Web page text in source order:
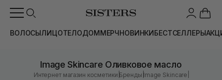
ВОЛОСЫЛИЦОТЕЛОДОММЕРЧНОВИНКИБЕСТСЕЛЛЕРЫ
Image Skincare Оливковое масло
Интернет магазин косметики |Бренды |Image Skincare